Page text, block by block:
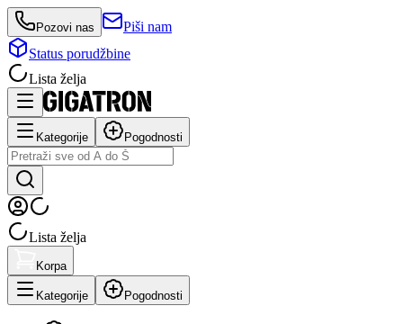
Pozovi nas
Piši nam
Status porudžbine
Lista želja
Kategorije Pogodnosti
Lista želja
Korpa
Kategorije Pogodnosti